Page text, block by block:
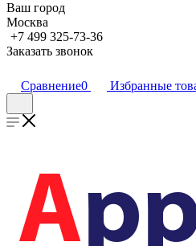
Ваш город
Москва
+7 499 325-73-36
Заказать звонок
Сравнение0 Избранные